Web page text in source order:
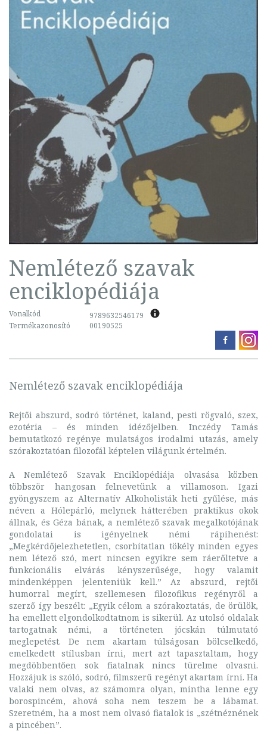
Nemlétező szavak
enciklopédiája
Vonalkód
9789632546179
Termékazonosító
00190525
Nemlétező szavak enciklopédiája
Rejtői abszurd, sodró történet, kaland, pesti rögvaló, szex,
ezotéria – és minden idézőjelben. Inczédy Tamás
bemutatkozó regénye mulatságos irodalmi utazás, amely
szórakoztatóan filozofál képtelen világunk értelmén.
A Nemlétező Szavak Enciklopédiája olvasása közben
többször hangosan felnevetünk a villamoson. Igazi
gyöngyszem az Alternatív Alkoholisták heti gyűlése, más
néven a Hólepárló, melynek hátterében praktikus okok
állnak, és Géza bának, a nemlétező szavak megalkotójának
gondolatai is igényelnek némi rápihenést:
„Megkérdőjelezhetetlen, csorbítatlan tökély minden egyes
nem létező szó, mert nincsen egyikre sem ráerőltetve a
funkcionális elvárás kényszerűsége, hogy valamit
mindenképpen jelenteniük kell.” Az abszurd, rejtői
humorral megírt, szellemesen filozofikus regényről a
szerző így beszélt: „Egyik célom a szórakoztatás, de örülök,
ha emellett elgondolkodtatnom is sikerül. Az utolsó oldalak
tartogatnak némi, a történeten jócskán túlmutató
meglepetést. De nem akartam túlságosan bölcselkedő,
emelkedett stílusban írni, mert azt tapasztaltam, hogy
megdöbbentően sok fiatalnak nincs türelme olvasni.
Hozzájuk is szóló, sodró, filmszerű regényt akartam írni. Ha
valaki nem olvas, az számomra olyan, mintha lenne egy
borospincém, ahová soha nem teszem be a lábamat.
Szeretném, ha a most nem olvasó fiatalok is „szétnéznének
a pincében”.